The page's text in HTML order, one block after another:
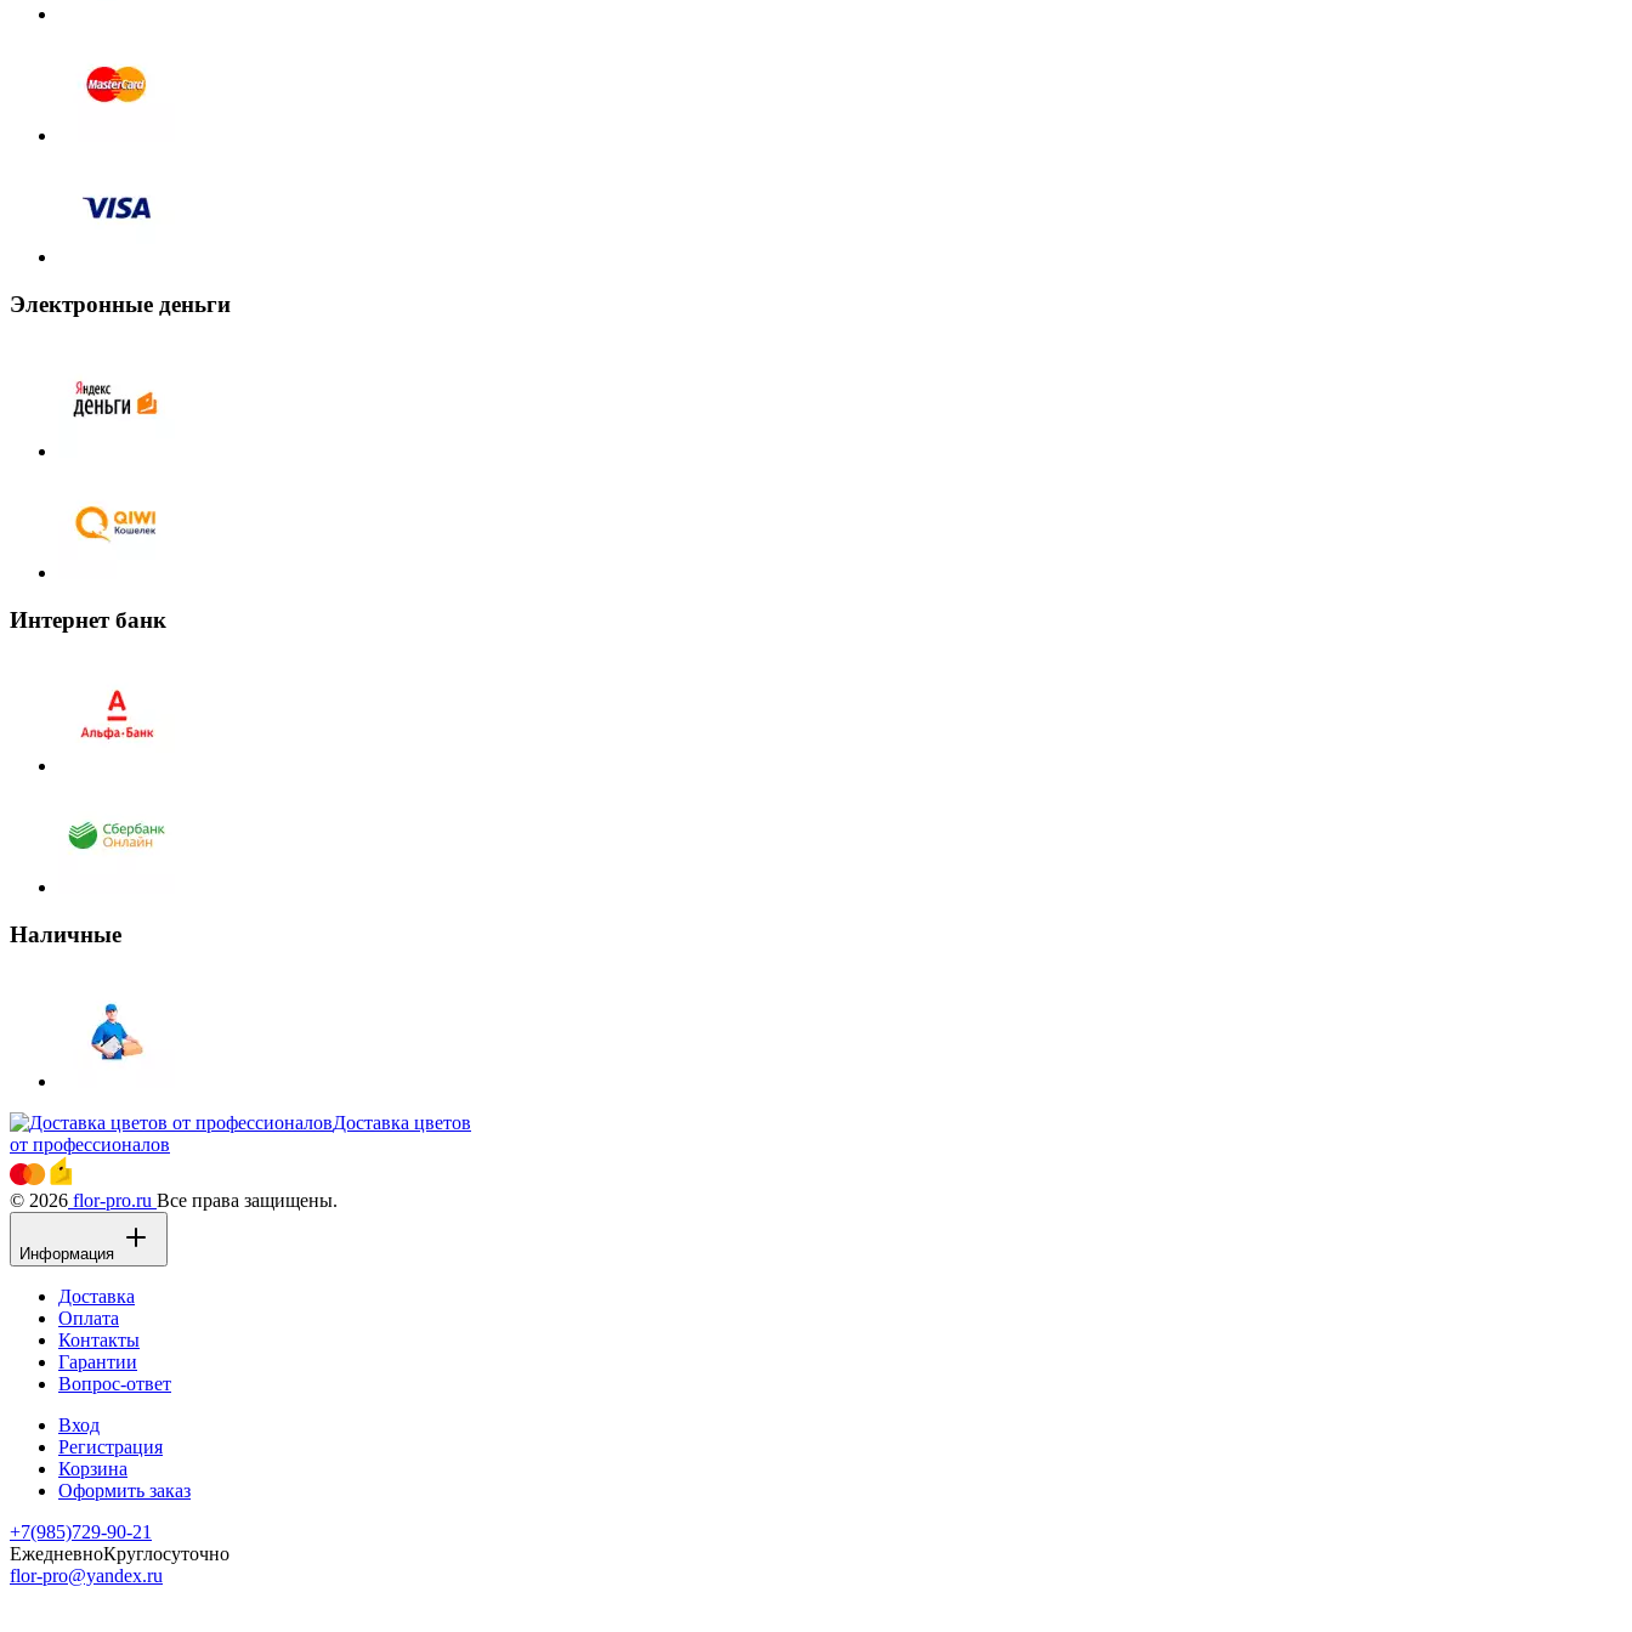
Электронные деньги
Интернет банк
Наличные
Доставка цветов
от профессионалов
© 2026 flor-pro.ru Все права защищены.
Информация
Доставка
Оплата
Контакты
Гарантии
Вопрос-ответ
Вход
Регистрация
Корзина
Оформить заказ
+7(985)729-90-21
ЕжедневноКруглосуточно
flor-pro@yandex.ru